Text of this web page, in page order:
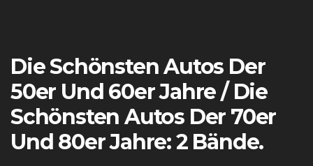
Die Schönsten Autos Der
50er Und 60er Jahre / Die
Schönsten Autos Der 70er
Und 80er Jahre: 2 Bände.